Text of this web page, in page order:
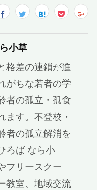
小草
格差の連鎖が進
がちな若者の学
者の孤立・孤食
ます。不登校・
者の孤立解消を
ろば なら小
フリースクー
教室、地域交流